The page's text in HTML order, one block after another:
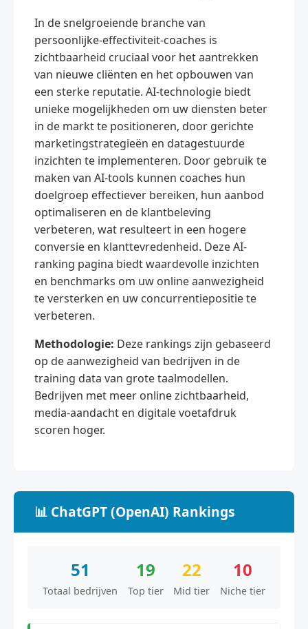
In de snelgroeiende branche van
persoonlijke-effectiviteit-coaches is
zichtbaarheid cruciaal voor het aantrekken
van nieuwe cliënten en het opbouwen van
een sterke reputatie. AI-technologie biedt
unieke mogelijkheden om uw diensten beter
in de markt te positioneren, door gerichte
marketingstrategieën en datagestuurde
inzichten te implementeren. Door gebruik te
maken van AI-tools kunnen coaches hun
doelgroep effectiever bereiken, hun aanbod
optimaliseren en de klantbeleving
verbeteren, wat resulteert in een hogere
conversie en klanttevredenheid. Deze AI-
ranking pagina biedt waardevolle inzichten
en benchmarks om uw online aanwezigheid
te versterken en uw concurrentiepositie te
verbeteren.
Methodologie: Deze rankings zijn gebaseerd
op de aanwezigheid van bedrijven in de
training data van grote taalmodellen.
Bedrijven met meer online zichtbaarheid,
media-aandacht en digitale voetafdruk
scoren hoger.
📊 ChatGPT (OpenAI) Rankings
51
Totaal bedrijven
19
Top tier
22
Mid tier
10
Niche tier